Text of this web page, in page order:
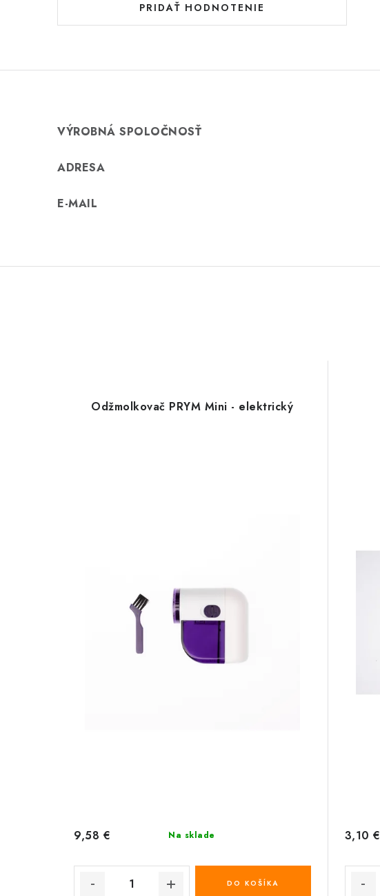
PRIDAŤ HODNOTENIE
n
t
n
í
VÝROBNÁ SPOLOČNOSŤ
ADRESA
E-MAIL
Odžmolkovač PRYM Mini - elektrický
Na sklade
9,58 €
DO KOŠÍKA
3,10 €